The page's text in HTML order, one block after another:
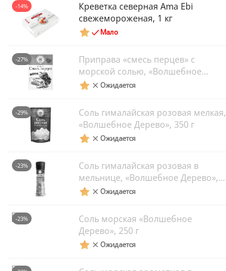
-14%
Креветка северная Ama Ebi
свежемороженая, 1 кг
Мало
-27%
Приправа «смесь перцев» с
морской солью, «Волшебное
Дерево», 30 г
Ожидается
-29%
Соль гималайская розовая мелкая,
«Волшебное Дерево», 350 г
Ожидается
-23%
Соль гималайская розовая в
мельнице, «Волшебное Дерево»,
350 г Ожидается
-23%
Соль морская «Волшебное
Дерево», 250 г
Ожидается